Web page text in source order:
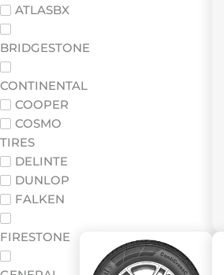
ATLASBX
BRIDGESTONE
CONTINENTAL
COOPER
COSMO
TIRES
DELINTE
DUNLOP
FALKEN
FIRESTONE